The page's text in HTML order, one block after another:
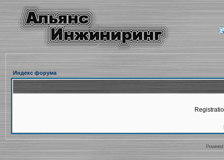
Индекс форума